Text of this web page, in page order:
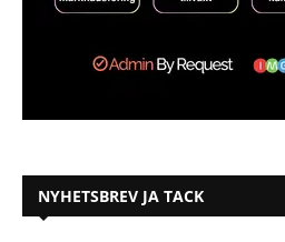
NYHETSBREV JA TACK